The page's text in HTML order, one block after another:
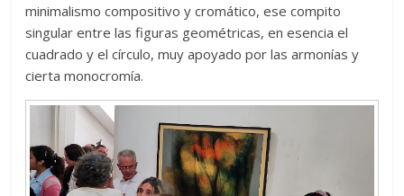
minimalismo compositivo y cromático, ese compito
singular entre las figuras geométricas, en esencia el
cuadrado y el círculo, muy apoyado por las armonías y
cierta monocromía.